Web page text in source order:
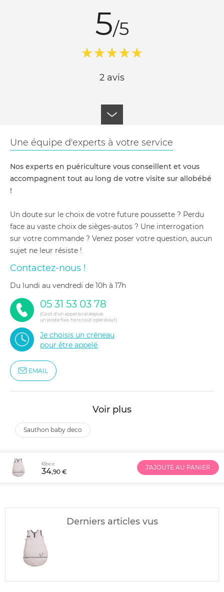
5/5
2 avis
Une équipe d'experts à votre service
Nos experts en puériculture vous conseillent et vous
accompagnent tout au long de votre visite sur allobébé
!
Un doute sur le choix de votre future poussette ? Perdu
face au vaste choix de sièges-autos ? Une interrogation
sur votre commande ? Venez poser votre question, aucun
sujet ne leur résiste !
Contactez-nous !
du lundi au vendredi de 10h à 17h
05 31 53 03 78
(Coût d'un appel local depuis
un poste fixe, hors coût opérateur)
Je choisis un créneau
pour être appelé
EMAIL
Voir plus
sauthon baby deco
69,90 €
34,90 €
J'AJOUTE AU PANIER
Derniers articles vus